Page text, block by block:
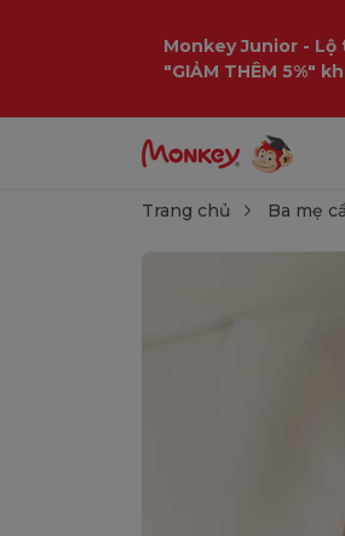
Monkey Junior -
"GIẢM THÊM 5%"
Trang chủ Ba mẹ